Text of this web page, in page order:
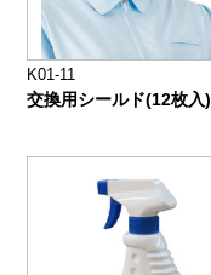
K01-11
交換用シールド(12枚入)